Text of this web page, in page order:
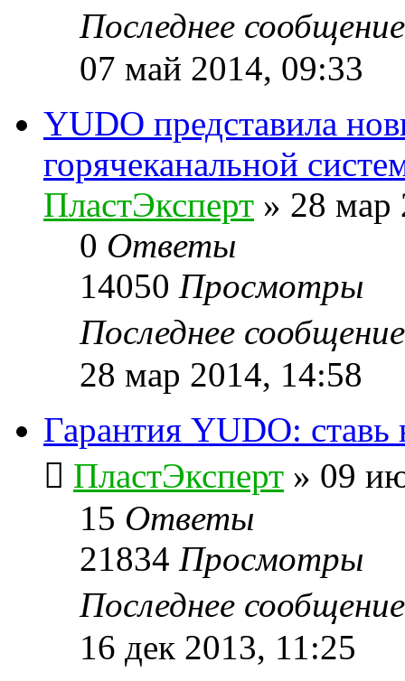
Последнее
07 май 2014, 09:33
YUDO представила
горячеканальной
ПластЭксперт » 28 мар
0 Ответы
14050 Просмотры
Последнее
28 мар 2014, 14:58
Гарантия YUDO: ставь
ПластЭксперт » 09
15 Ответы
21834 Просмотры
Последнее
16 дек 2013, 11:25